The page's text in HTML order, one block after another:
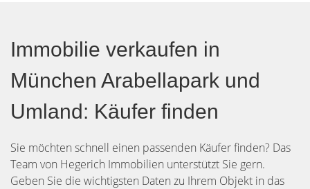
Immobilie verkaufen in
München Arabellapark und
Umland: Käufer finden
Sie möchten schnell einen passenden Käufer finden? Das
Team von Hegerich Immobilien unterstützt Sie gern.
Geben Sie die wichtigsten Daten zu Ihrem Objekt in das